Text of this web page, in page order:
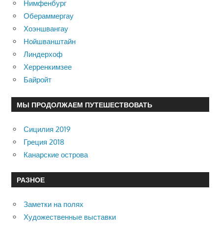
Нимфенбург
Обераммергау
Хоэншвангау
Нойшванштайн
Линдерхоф
Херренкимзее
Байройт
МЫ ПРОДОЛЖАЕМ ПУТЕШЕСТВОВАТЬ
Сицилия 2019
Греция 2018
Канарские острова
РАЗНОЕ
Заметки на полях
Художественные выставки